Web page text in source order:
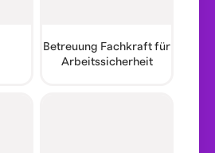
Betreuung Fachkraft für
Arbeitssicherheit